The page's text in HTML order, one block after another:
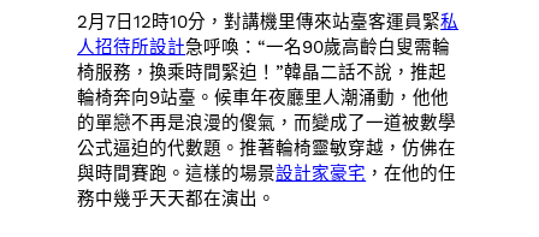
2月7日12時10分，對講機里傳來站臺客運員緊私
人招待所設計急呼喚：“一名90歲高齡白叟需輪
椅服務，換乘時間緊迫！”韓晶二話不說，推起
輪椅奔向9站臺。候車年夜廳里人潮涌動，他他
的單戀不再是浪漫的傻氣，而變成了一道被數學
公式逼迫的代數題。推著輪椅靈敏穿越，仿佛在
與時間賽跑。這樣的場景設計家豪宅 ，在他的任
務中幾乎天天都在演出。